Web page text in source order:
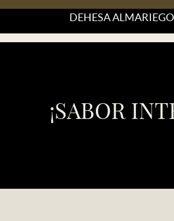
DEHESA ALMARIEGO
¡SABOR